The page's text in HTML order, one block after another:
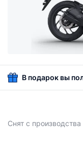
В подарок вы
Снят с производства